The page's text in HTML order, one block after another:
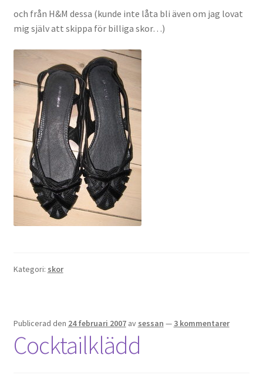
och från H&M dessa (kunde inte låta bli även om jag lovat
mig själv att skippa för billiga skor…)
Kategori: skor
Publicerad den 24 februari 2007 av sessan — 3 kommentarer
Cocktailklädd